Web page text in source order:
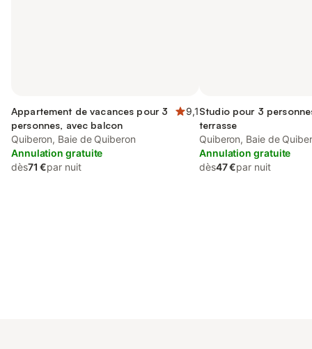
Appartement de vacances pour 3
personnes, avec balcon
9,1
Quiberon, Baie de Quiberon
Annulation gratuite
dès71 €par nuit
Studio pour 3
terrasse
Quiberon, Baie de
Annulation gratuite
dès47 €par nuit